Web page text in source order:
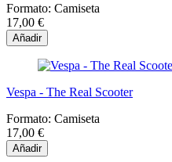
Formato: Camiseta
17,00 €
Añadir
Vespa - The Real Scooter
Formato: Camiseta
17,00 €
Añadir